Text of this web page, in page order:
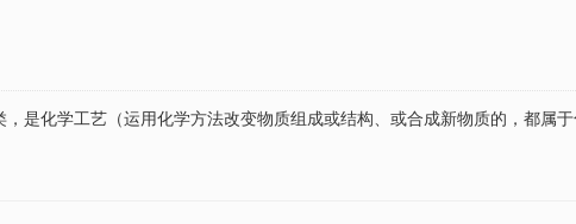
是化学工艺（运用化学方法改变物质组成或结构、或合成新物质的，都属